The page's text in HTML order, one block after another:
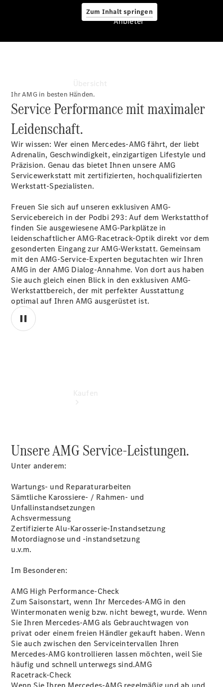
Zum Inhalt springen
Startseite
Ansprechpartner
finden
vereinbaren
Servicetermin
buchen
Probefahrt
vereinbaren
Konfigurator
Modellübersicht
Tel: +49 511
5465 0
140 Jahre
Innovation
Mercedes-
Benz
Store
Neuwagenangebote
Best Deal
Leasing
Privatkunden
Leasing
Gewerbekunden
Finanzierung
Privatkunden
Finanzierung
Anbieter
Ihr AMG in besten Händen.
Service Performance mit maximaler
Leidenschaft.
Wir wissen: Wer einen Mercedes-AMG fährt, der liebt
Adrenalin, Geschwindigkeit, einzigartigen Lifestyle und
Präzision. Genau das bietet Ihnen unsere AMG
Servicewerkstatt mit zertifizierten, hochqualifizierten
Werkstatt-Spezialisten.
Freuen Sie sich auf unseren exklusiven AMG-
Servicebereich in der Podbi 293: Auf dem Werkstatthof
finden Sie ausgewiesene AMG-Parkplätze in
leidenschaftlicher AMG-Racetrack-Optik direkt vor dem
gesonderten Eingang zur AMG-Werkstatt. Gemeinsam
mit den AMG-Service-Experten begutachten wir Ihren
AMG in der AMG Dialog-Annahme. Von dort aus haben
Sie auch gleich einen Blick in den exklusiven AMG-
Werkstattbereich, der mit perfekter Ausstattung
optimal auf Ihren AMG ausgerüstet ist.
Unsere AMG Service-Leistungen.
Unter anderem:
Wartungs- und Reparaturarbeiten
Sämtliche Karossiere- / Rahmen- und
Unfallinstandsetzungen
Achsvermessung
Zertifizierte Alu-Karosserie-Instandsetzung
Motordiagnose und -instandsetzung
u.v.m.
Im Besonderen:
AMG High Performance-Check
Zum Saisonstart, wenn Ihr Mercedes-AMG in den
Wintermonaten wenig bzw. nicht bewegt, wurde. Wenn
Sie Ihren Mercedes-AMG als Gebrauchtwagen von
privat oder einem freien Händler gekauft haben. Wenn
Sie auch zwischen den Serviceintervallen Ihren
Mercedes-AMG kontrollieren lassen möchten, weil Sie
häufig und schnell unterwegs sind.AMG
Racetrack-Check